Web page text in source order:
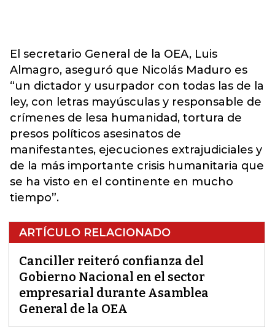
El secretario General de la OEA, Luis
Almagro, aseguró que Nicolás Maduro es
“un dictador y usurpador con todas las de la
ley, con letras mayúsculas y responsable de
crímenes de lesa humanidad, tortura de
presos políticos asesinatos de
manifestantes, ejecuciones extrajudiciales y
de la más importante crisis humanitaria que
se ha visto en el continente en mucho
tiempo”.
ARTÍCULO RELACIONADO
Canciller reiteró confianza del
Gobierno Nacional en el sector
empresarial durante Asamblea
General de la OEA